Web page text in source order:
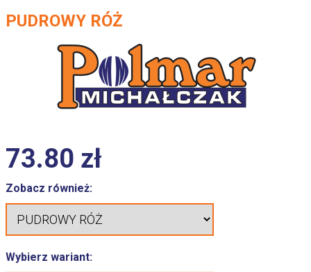
PUDROWY RÓŻ
73.80 zł
Zobacz również:
Wybierz wariant: